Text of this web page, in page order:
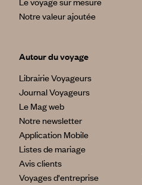
Notre valeur ajoutée
Autour du voyage
Librairie Voyageurs
Journal Voyageurs
Le Mag web
Notre newsletter
Application Mobile
Listes de mariage
Avis clients
Voyages d'entreprise